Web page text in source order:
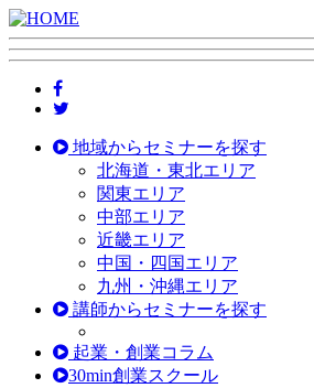
地域からセミナーを探す
北海道・東北エリア
関東エリア
中部エリア
近畿エリア
中国・四国エリア
九州・沖縄エリア
講師からセミナーを探す
起業・創業コラム
30min創業スクール